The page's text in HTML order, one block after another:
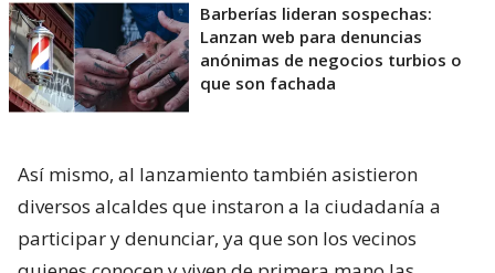
Barberías lideran sospechas:
Lanzan web para denuncias
anónimas de negocios turbios o
que son fachada
Así mismo, al lanzamiento también asistieron
diversos alcaldes que instaron a la ciudadanía a
participar y denunciar, ya que son los vecinos